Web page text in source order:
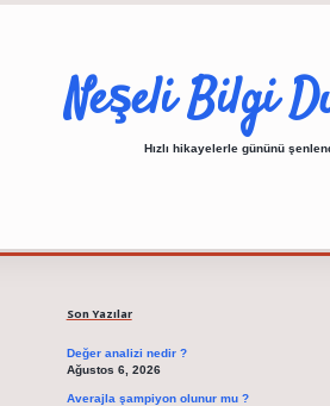
Neşeli Bilgi
Hızlı hikayelerle gününü
Son Yazılar
Değer analizi nedir ?
Ağustos 6, 2026
Averajla şampiyon olunur mu ?